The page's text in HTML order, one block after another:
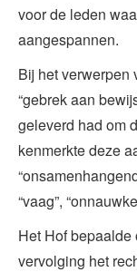
voor de leden
aangespannen.
Bij het verwerpen
“gebrek aan
geleverd had om
kenmerkte deze
“vaag”,
Het Hof bepaalde
vervolging het